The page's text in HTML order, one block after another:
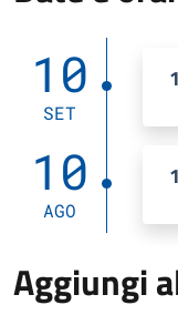
10
SET
10
AGO
Aggiungi